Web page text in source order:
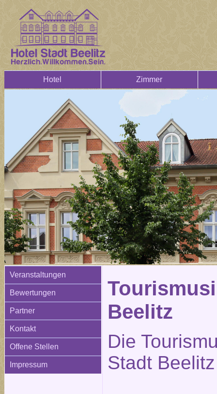
Hotel Zimmer
Veranstaltungen
Bewertungen
Partner
Kontakt
Offene Stellen
Impressum
Beelitz
Die
Stadt